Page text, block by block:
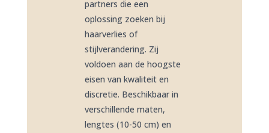
partners die een
oplossing zoeken bij
haarverlies of
stijlverandering. Zij
voldoen aan de hoogste
eisen van kwaliteit en
discretie. Beschikbaar in
verschillende maten,
lengtes (10-50 cm) en